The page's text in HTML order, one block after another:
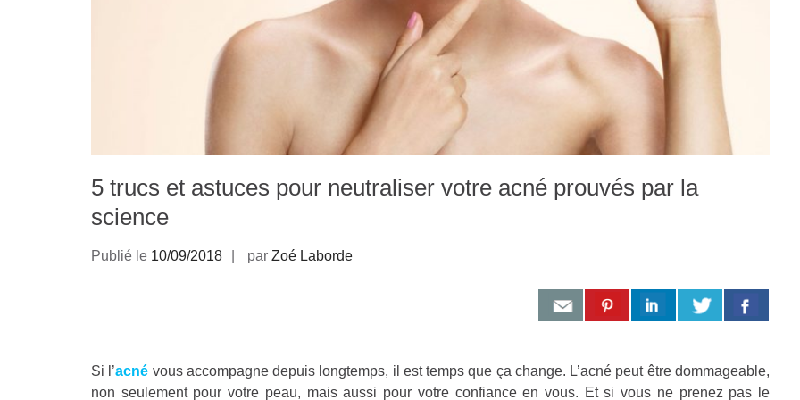
5 trucs et astuces pour neutraliser votre acné prouvés par la
science
Publié le 10/09/2018 par Zoé Laborde
Si l’acné vous accompagne depuis longtemps, il est temps que ça change. L’acné peut être dommageable,
non seulement pour votre peau, mais aussi pour votre confiance en vous. Et si vous ne prenez pas le